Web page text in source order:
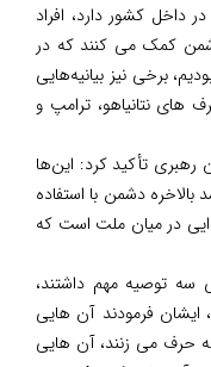
کشور دارد، افراد
کمک می کنند که در
برخی نیز بیانیه‌هایی
نتانیاهو، ترامپ و
رهبری تأکید کرد: این‌ها
دشمن با استفاده
در میان ملت است که
سه توصیه مهم داشتند،
فرمودند آن هایی
حرف می زنند، آن هایی